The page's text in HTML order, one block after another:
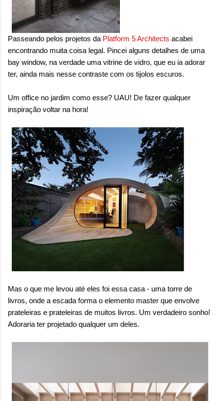
sensação isolada. Se per...
Passeando pelos projetos da Platform 5 Architects acabei
encontrando muita coisa legal. Pincei alguns detalhes de uma
bay window, na verdade uma vitrine de vidro, que eu ia adorar
ter, ainda mais nesse contraste com os tijolos escuros.
Um office no jardim como esse? UAU! De fazer qualquer
inspiração voltar na hora!
Mas o que me levou até eles foi essa casa - uma torre de
livros, onde a escada forma o elemento master que envolve
prateleiras e prateleiras de muitos livros. Um verdadeiro sonho!
Adoraria ter projetado qualquer um deles.